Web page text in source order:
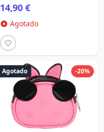
14,90 €
Agotado
-20%
Agotado